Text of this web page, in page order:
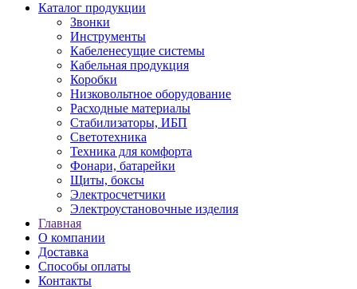
Каталог продукции
Звонки
Инструменты
Кабеленесущие системы
Кабельная продукция
Коробки
Низковольтное оборудование
Расходные материалы
Стабилизаторы, ИБП
Светотехника
Техника для комфорта
Фонари, батарейки
Щиты, боксы
Электросчетчики
Электроустановочные изделия
Главная
О компании
Доставка
Способы оплаты
Контакты